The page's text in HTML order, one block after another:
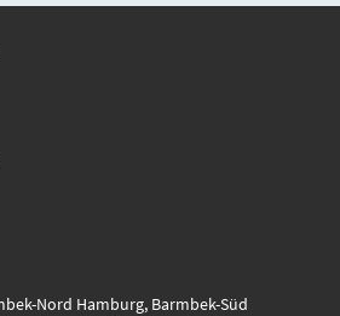
Nord Hamburg, Barmbek-Süd